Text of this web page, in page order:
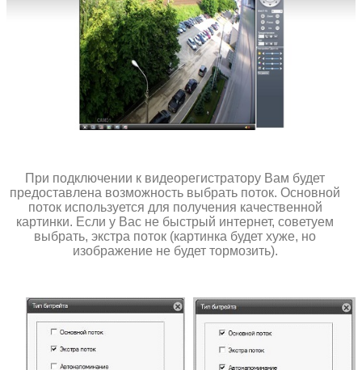
При подключении к видеорегистратору Вам будет
предоставлена возможность выбрать поток. Основной
поток используется для получения качественной
картинки. Если у Вас не быстрый интернет, советуем
выбрать, экстра поток (картинка будет хуже, но
изображение не будет тормозить).